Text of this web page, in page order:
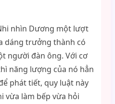
nhìn Dương một lượt
dáng trưởng thành có
người đàn ông. Với cơ
năng lượng của nó hẳn
phát tiết, quy luật này
vừa làm bếp vừa hỏi